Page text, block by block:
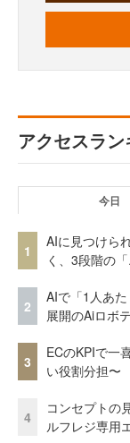
アクセスラ
今日
1
AIに見つけら
く、3段階の
2
AIで「1人あ
展開のAiロボ
3
ECのKPIで一
い役割分担〜
4
コンセプトの
ルフレジ専用